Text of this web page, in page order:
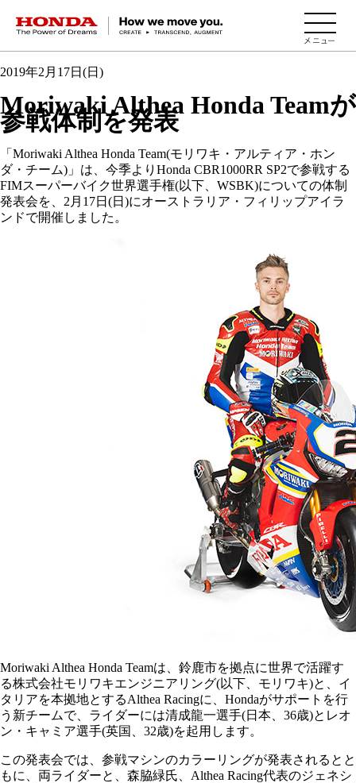
HONDA The Power of Dreams
2019年2月17日(日)
Moriwaki Althea Honda Teamが
参戦体制を発表
「Moriwaki Althea Honda Team(モリワキ・アルティア・ホン
ダ・チーム)」は、今季よりHonda CBR1000RR SP2で参戦する
FIMスーパーバイク世界選手権(以下、WSBK)についての体制
発表会を、2月17日(日)にオーストラリア・フィリップアイラ
ンドで開催しました。
Moriwaki Althea Honda Teamは、鈴鹿市を拠点に世界で活躍す
る株式会社モリワキエンジニアリング(以下、モリワキ)と、イ
タリアを本拠地とするAlthea Racingに、Hondaがサポートを行
う新チームで、ライダーには清成龍一選手(日本、36歳)とレオ
ン・キャミア選手(英国、32歳)を起用します。
この発表会では、参戦マシンのカラーリングが発表されるとと
もに、両ライダーと、森脇緑氏、Althea Racing代表のジェネシ